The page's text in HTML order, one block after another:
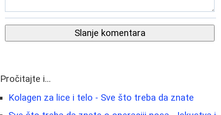
Slanje komentara
Pročitajte i...
Kolagen za lice i telo - Sve što treba da znate